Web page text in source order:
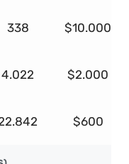
338 $10.000
4.022 $2.000
$600